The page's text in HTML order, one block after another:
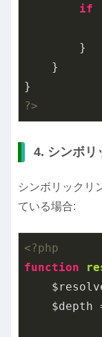
if
        }
    }
?>
4. シンボリ
シンボリックリ
ている場合:
<?php
function
$depth